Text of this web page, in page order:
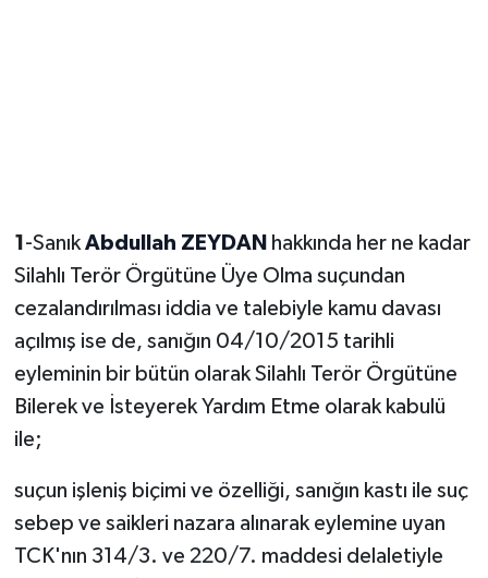
1 -SanıkAbdullah ZEYDAN hakkında her ne kadar
Silahlı Terör Örgütüne Üye Olma suçundan
cezalandırılması iddia ve talebiyle kamu davası
açılmış ise de, sanığın 04/10/2015 tarihli
eyleminin bir bütün olarak Silahlı Terör Örgütüne
Bilerek ve İsteyerek Yardım Etme olarak kabulü
ile;
suçun işleniş biçimi ve özelliği, sanığın kastı ile suç
sebep ve saikleri nazara alınarak eylemine uyan
TCK'nın 314/3. ve 220/7. maddesi delaletiyle